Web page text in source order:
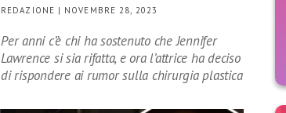
REDAZIONE | NOVEMBRE 28, 2023
Per anni c’è chi ha sostenuto che Jennifer
Lawrence si sia rifatta, e ora l’attrice ha deciso
di rispondere ai rumor sulla chirurgia plastica